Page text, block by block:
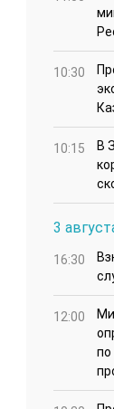
10:30
10:15
В
3
16:30
12:00
по